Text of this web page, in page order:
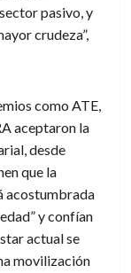
pasivo, y
crudeza”,
como ATE,
aceptaron la
desde
que la
acostumbrada
y confían
actual se
movilización